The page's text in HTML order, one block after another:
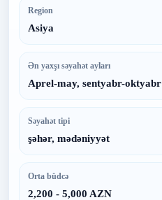
Region
Asiya
Ən yaxşı səyahət ayları
Aprel-may, sentyabr-oktyabr
Səyahət tipi
şəhər, mədəniyyət
Orta büdcə
2,200 - 5,000 AZN